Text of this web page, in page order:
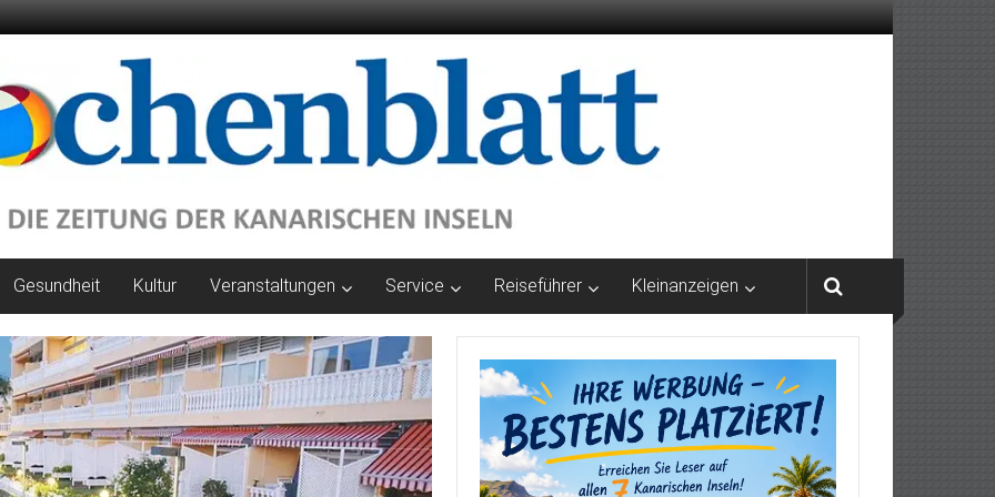
Gesundheit Kultur Veranstaltungen Service Reiseführer Kleinanzeigen